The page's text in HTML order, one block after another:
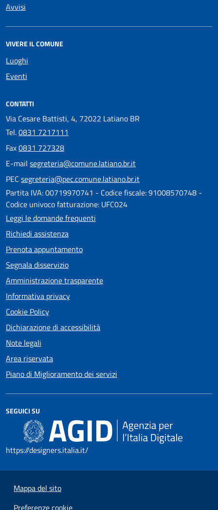
Avvisi
VIVERE IL COMUNE
Luoghi
Eventi
CONTATTI
Via Cesare Battisti, 4, 72022 Latiano BR
Tel.0831 7217111
Fax0831 727328
E-mail segreteria@comune.latiano.br.it
PEC segreteria@pec.comune.latiano.br.it
Partita IVA: 00719970741 - Codice fiscale: 91008570748 -
Codice univoco fatturazione: UFC024
Leggi le domande frequenti
Richiedi assistenza
Prenota appuntamento
Segnala disservizio
Amministrazione trasparente
Informativa privacy
Cookie Policy
Dichiarazione di accessibilità
Note legali
Area riservata
Piano di Miglioramento dei servizi
SEGUICI SU
https://designers.italia.it/
Mappa del sito
Preferenze cookie